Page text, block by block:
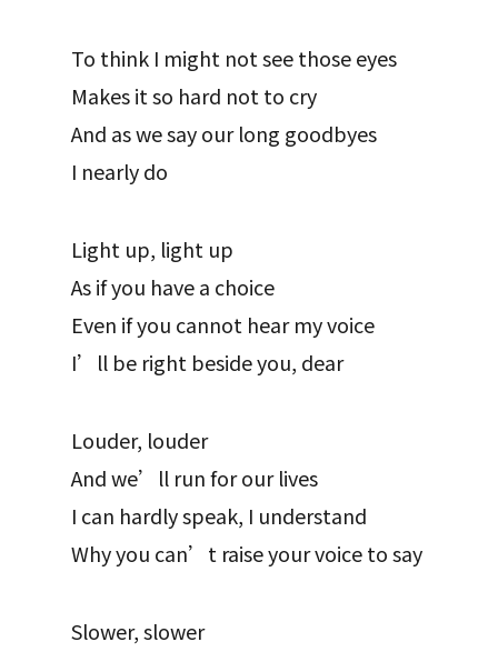
To think I might not see those eyes
Makes it so hard not to cry
And as we say our long goodbyes
I nearly do
Light up, light up
As if you have a choice
Even if you cannot hear my voice
I’ll be right beside you, dear
Louder, louder
And we’ll run for our lives
I can hardly speak, I understand
Why you can’t raise your voice to say
Slower, slower